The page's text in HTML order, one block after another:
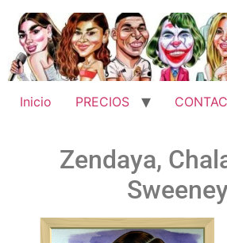
Inicio PRECIOS
Zendaya,